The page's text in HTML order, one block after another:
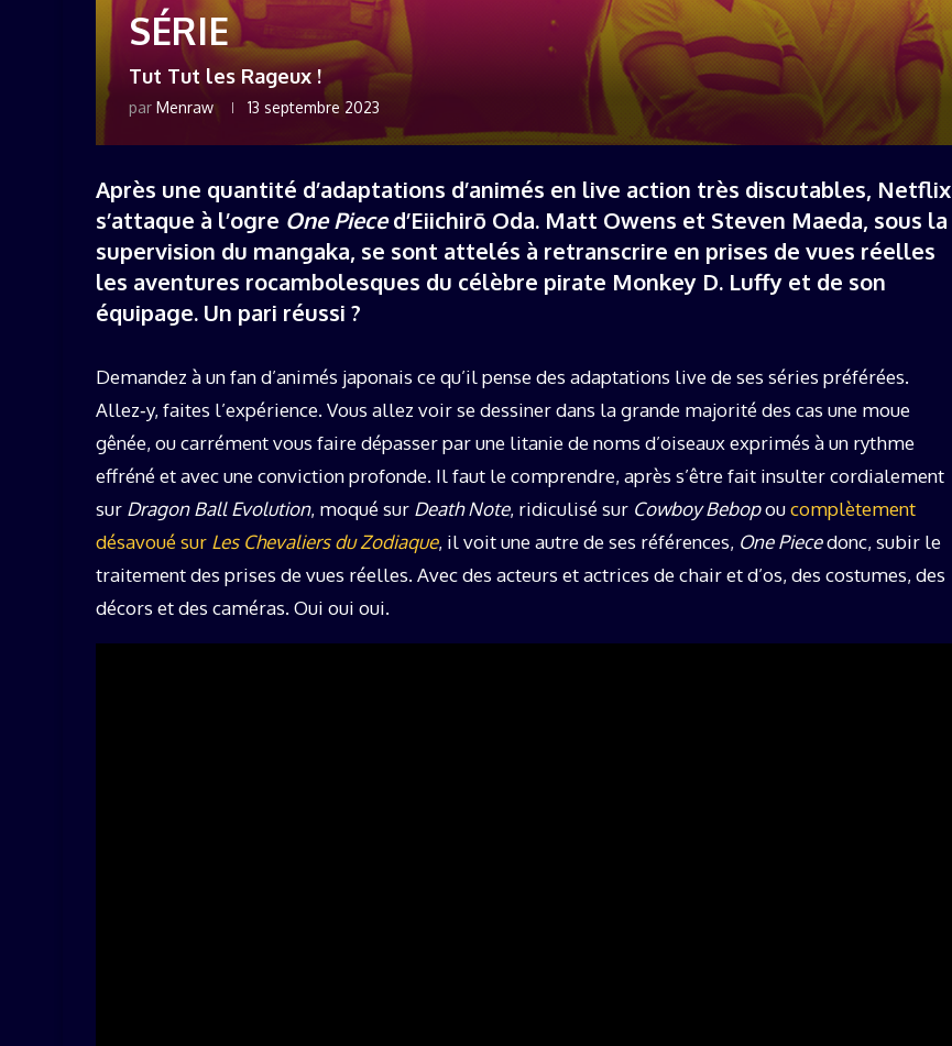
SÉRIE
Tut Tut les Rageux !
par Menraw 13 septembre 2023
Après une quantité d’adaptations d’animés en live action très discutables, Netflix
s’attaque à l’ogre One Pieced’Eiichirō Oda. Matt Owens et Steven Maeda, sous la
supervision du mangaka, se sont attelés à retranscrire en prises de vues réelles
les aventures rocambolesques du célèbre pirate Monkey D. Luffy et de son
équipage. Un pari réussi ?
Demandez à un fan d’animés japonais ce qu’il pense des adaptations live de ses séries préférées.
Allez‑y, faites l’expérience. Vous allez voir se dessiner dans la grande majorité des cas une moue
gênée, ou carrément vous faire dépasser par une litanie de noms d’oiseaux exprimés à un rythme
effréné et avec une conviction profonde. Il faut le comprendre, après s’être fait insulter cordialement
sur Dragon Ball Evolution, moqué sur Death Note, ridiculisé sur Cowboy Bebopoucomplètement
désavoué sur Les Chevaliers du Zodiaque, il voit une autre de ses références, One Piecedonc, subir le
traitement des prises de vues réelles. Avec des acteurs et actrices de chair et d’os, des costumes, des
décors et des caméras. Oui oui oui.
19 décembre 2025